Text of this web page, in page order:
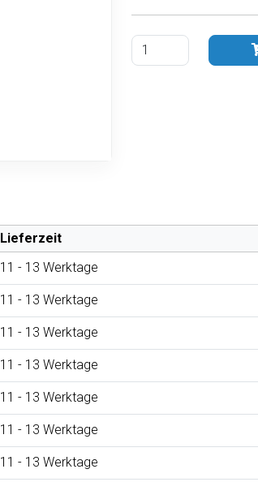
Lieferzeit
11 - 13 Werktage
11 - 13 Werktage
11 - 13 Werktage
11 - 13 Werktage
11 - 13 Werktage
11 - 13 Werktage
11 - 13 Werktage